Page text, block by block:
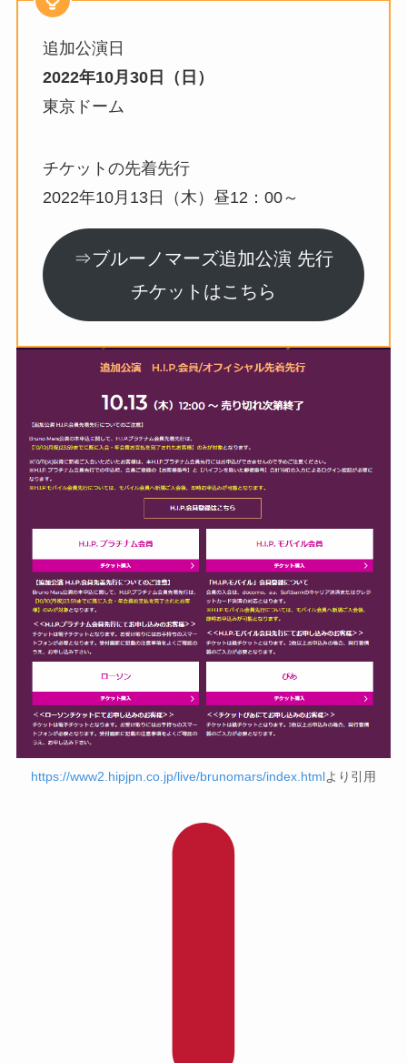
追加公演日
2022年10月30日（日）
東京ドーム
チケットの先着先行
2022年10月13日（木）昼12：00～
⇒ブルーノマーズ追加公演 先行
チケットはこちら
https://www2.hipjpn.co.jp/live/brunomars/index.htmlより引用